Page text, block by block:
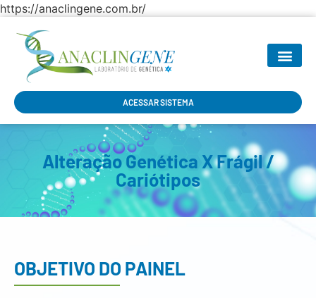
https://anaclingene.com.br/
ACESSAR SISTEMA
Alteração Genética X Frágil /
Cariótipos
OBJETIVO DO PAINEL